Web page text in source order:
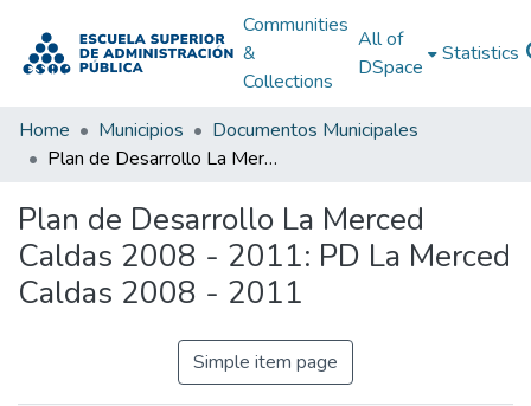
Communities
&
Collections
All of
DSpace
Statistics
Home Municipios
Documentos Municipales
Plan de Desarrollo La Merced Caldas 2008 - 2011: PD La Merced Caldas 2008 - 2011
Plan de Desarrollo La Merced
Caldas 2008 - 2011: PD La Merced
Caldas 2008 - 2011
Simple item page